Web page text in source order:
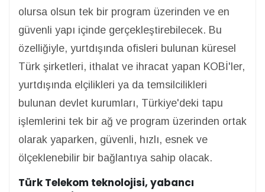
olursa olsun tek bir program üzerinden ve en
güvenli yapı içinde gerçekleştirebilecek. Bu
özelliğiyle, yurtdışında ofisleri bulunan küresel
Türk şirketleri, ithalat ve ihracat yapan KOBİ'ler,
yurtdışında elçilikleri ya da temsilcilikleri
bulunan devlet kurumları, Türkiye'deki tapu
işlemlerini tek bir ağ ve program üzerinden ortak
olarak yaparken, güvenli, hızlı, esnek ve
ölçeklenebilir bir bağlantıya sahip olacak.
Türk Telekom teknolojisi, yabancı